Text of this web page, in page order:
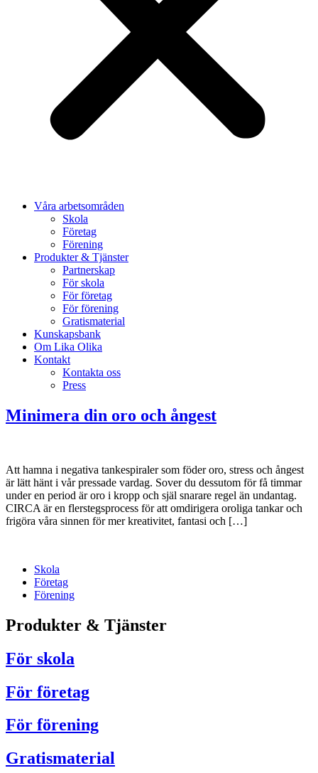
Våra arbetsområden
Skola
Företag
Förening
Produkter & Tjänster
Partnerskap
För skola
För företag
För förening
Gratismaterial
Kunskapsbank
Om Lika Olika
Kontakt
Kontakta oss
Press
Minimera din oro och ångest
Att hamna i negativa tankespiraler som föder oro, stress och ångest
är lätt hänt i vår pressade vardag. Sover du dessutom för få timmar
under en period är oro i kropp och själ snarare regel än undantag.
CIRCA är en flerstegsprocess för att omdirigera oroliga tankar och
frigöra våra sinnen för mer kreativitet, fantasi och […]
Skola
Företag
Förening
Produkter & Tjänster
För skola
För företag
För förening
Gratismaterial